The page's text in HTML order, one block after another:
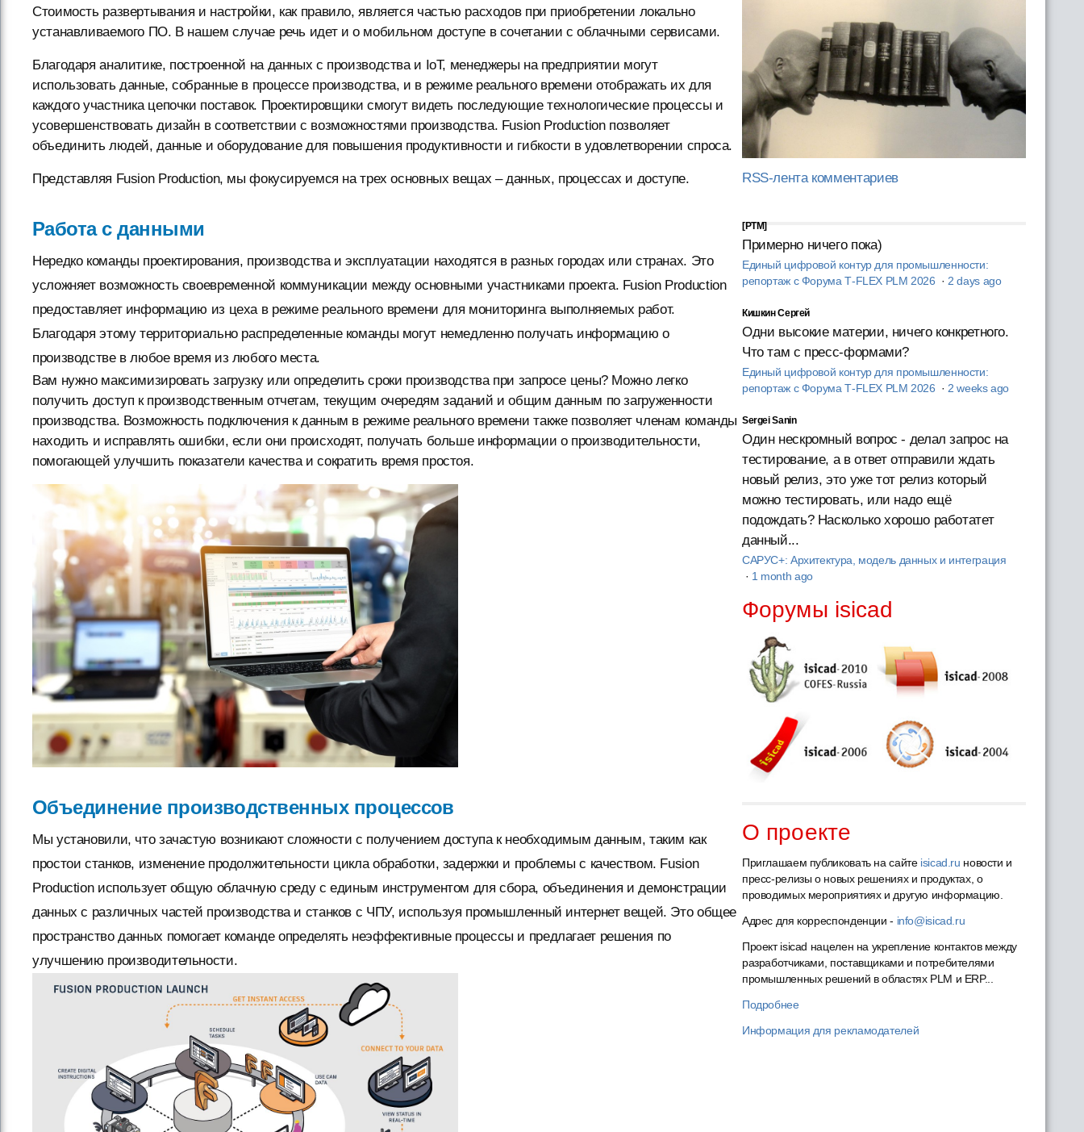
Стоимость развертывания и настройки, как правило, является частью расходов при приобретении локально
устанавливаемого ПО. В нашем случае речь идет и о мобильном доступе в сочетании с облачными сервисами.
Благодаря аналитике, построенной на данных с производства и IoT, менеджеры на предприятии могут
использовать данные, собранные в процессе производства, и в режиме реального времени отображать их для
каждого участника цепочки поставок. Проектировщики смогут видеть последующие технологические процессы и
усовершенствовать дизайн в соответствии с возможностями производства. Fusion Production позволяет
объединить людей, данные и оборудование для повышения продуктивности и гибкости в удовлетворении спроса.
Представляя Fusion Production, мы фокусируемся на трех основных вещах – данных, процессах и доступе.
Работа с данными
Нередко команды проектирования, производства и эксплуатации находятся в разных городах или странах. Это
усложняет возможность своевременной коммуникации между основными участниками проекта. Fusion Production
предоставляет информацию из цеха в режиме реального времени для мониторинга выполняемых работ.
Благодаря этому территориально распределенные команды могут немедленно получать информацию о
производстве в любое время из любого места.
Вам нужно максимизировать загрузку или определить сроки производства при запросе цены? Можно легко
получить доступ к производственным отчетам, текущим очередям заданий и общим данным по загруженности
производства. Возможность подключения к данным в режиме реального времени также позволяет членам команды
находить и исправлять ошибки, если они происходят, получать больше информации о производительности,
помогающей улучшить показатели качества и сократить время простоя.
Объединение производственных процессов
Мы установили, что зачастую возникают сложности с получением доступа к необходимым данным, таким как
простои станков, изменение продолжительности цикла обработки, задержки и проблемы с качеством. Fusion
Production использует общую облачную среду с единым инструментом для сбора, объединения и демонстрации
данных с различных частей производства и станков с ЧПУ, используя промышленный интернет вещей. Это общее
пространство данных помогает команде определять неэффективные процессы и предлагает решения по
улучшению производительности.
RSS-лента комментариев
[PTM]
Примерно ничего пока)
Единый цифровой контур для промышленности:
репортаж с Форума T‑FLEX PLM 2026 · 2 days ago
Кишкин Сергей
Одни высокие материи, ничего конкретного.
Что там с пресс-формами?
Единый цифровой контур для промышленности:
репортаж с Форума T‑FLEX PLM 2026 · 2 weeks ago
Sergei Sanin
Один нескромный вопрос - делал запрос на
тестирование, а в ответ отправили ждать
новый релиз, это уже тот релиз который
можно тестировать, или надо ещё
подождать? Насколько хорошо работатет
данный...
САРУС+: Архитектура, модель данных и интеграция
· 1 month ago
Форумы isicad
О проекте
Приглашаем публиковать на сайте isicad.ru новости и
пресс-релизы о новых решениях и продуктах, о
проводимых мероприятиях и другую информацию.
Адрес для корреспонденции - info@isicad.ru
Проект isicad нацелен на укрепление контактов между
разработчиками, поставщиками и потребителями
промышленных решений в областях PLM и ERP...
Подробнее
Информация для рекламодателей